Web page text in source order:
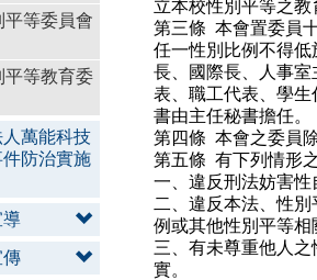
平等委員會
平等教育委
萬能科技
防治實施
導
傳
立本校性別平等之
第三條 本會置委員
任一性別比例不得
長、國際長、人事
表、職工代表、學
書由主任秘書擔任。
第四條 本會之委員
第五條 有下列情形
一、違反刑法妨害
二、違反本法、性
例或其他性別平等
三、有未尊重他人
實。